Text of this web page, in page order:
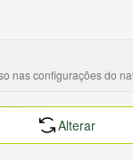
nas configurações do
Alterar